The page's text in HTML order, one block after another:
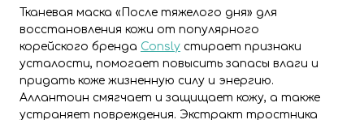
Тканевая маска «После тяжелого дня» для
восстановления кожи от популярного
корейского бренда Consly стирает признаки
усталости, помогает повысить запасы влаги и
придать коже жизненную силу и энергию.
Аллантоин смягчает и защищает кожу, а также
устраняет повреждения. Экстракт тростника